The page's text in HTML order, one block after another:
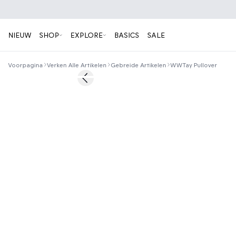
NIEUW SHOP EXPLORE BASICS SALE
Voorpagina Verken Alle Artikelen Gebreide Artikelen WWTay Pullover
40%Previous slide